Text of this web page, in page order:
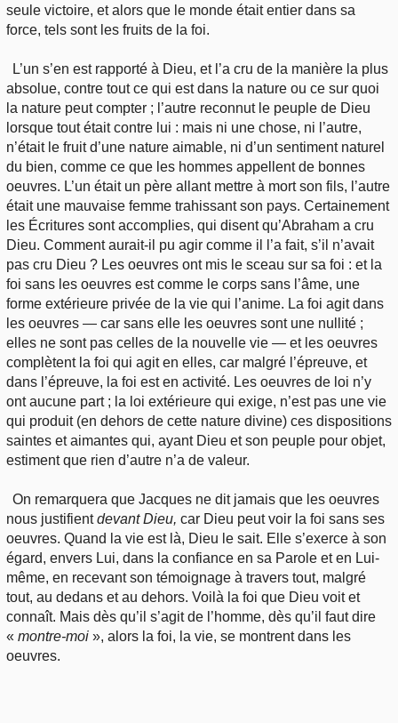
seule victoire, et alors que le monde était entier dans sa
force, tels sont les fruits de la foi.
L’un s’en est rapporté à Dieu, et l’a cru de la manière la plus
absolue, contre tout ce qui est dans la nature ou ce sur quoi
la nature peut compter ; l’autre reconnut le peuple de Dieu
lorsque tout était contre lui : mais ni une chose, ni l’autre,
n’était le fruit d’une nature aimable, ni d’un sentiment naturel
du bien, comme ce que les hommes appellent de bonnes
oeuvres. L’un était un père allant mettre à mort son fils, l’autre
était une mauvaise femme trahissant son pays. Certainement
les Écritures sont accomplies, qui disent qu’Abraham a cru
Dieu. Comment aurait-il pu agir comme il l’a fait, s’il n’avait
pas cru Dieu ? Les oeuvres ont mis le sceau sur sa foi : et la
foi sans les oeuvres est comme le corps sans l’âme, une
forme extérieure privée de la vie qui l’anime. La foi agit dans
les oeuvres — car sans elle les oeuvres sont une nullité ;
elles ne sont pas celles de la nouvelle vie — et les oeuvres
complètent la foi qui agit en elles, car malgré l’épreuve, et
dans l’épreuve, la foi est en activité. Les oeuvres de loi n’y
ont aucune part ; la loi extérieure qui exige, n’est pas une vie
qui produit (en dehors de cette nature divine) ces dispositions
saintes et aimantes qui, ayant Dieu et son peuple pour objet,
estiment que rien d’autre n’a de valeur.
On remarquera que Jacques ne dit jamais que les oeuvres
nous justifientdevant Dieu, car Dieu peut voir la foi sans ses
oeuvres. Quand la vie est là, Dieu le sait. Elle s’exerce à son
égard, envers Lui, dans la confiance en sa Parole et en Lui-
même, en recevant son témoignage à travers tout, malgré
tout, au dedans et au dehors. Voilà la foi que Dieu voit et
connaît. Mais dès qu’il s’agit de l’homme, dès qu’il faut dire
« montre-moi », alors la foi, la vie, se montrent dans les
oeuvres.